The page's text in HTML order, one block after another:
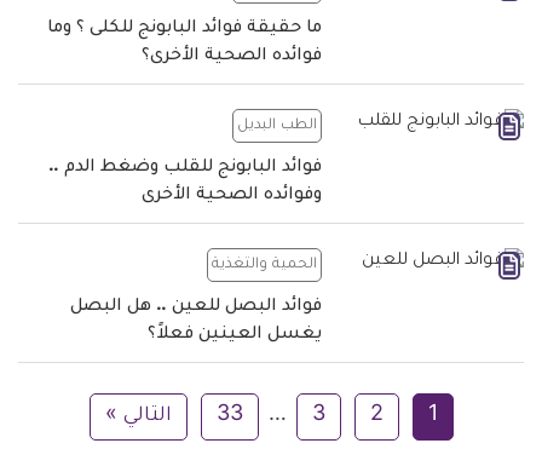
ما حقيقة فوائد البابونج للكلى ؟ وما
فوائده الصحية الأخرى؟
الطب البديل
فوائد البابونج للقلب وضغط الدم ..
وفوائده الصحية الأخرى
الحمية والتغذية
فوائد البصل للعين .. هل البصل
يغسل العينين فعلاً؟
1
2
3
…
33 التالي »